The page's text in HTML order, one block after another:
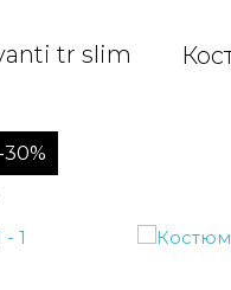
tr slim
-30%
на Ваш
вышлем